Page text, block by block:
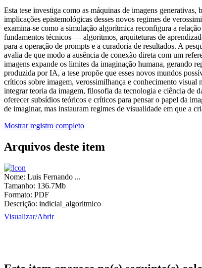
Esta tese investiga como as máquinas de imagens
implicações epistemológicas desses novos regimes de
examina-se como a simulação algorítmica reconfigura a
fundamentos técnicos — algoritmos, arquiteturas de
para a operação de prompts e a curadoria de resultados. A
avalia de que modo a ausência de conexão direta com um
imagens expande os limites da imaginação humana, gerando
produzida por IA, a tese propõe que esses novos mundos
críticos sobre imagem, verossimilhança e conhecimento
integrar teoria da imagem, filosofia da tecnologia e ciência de
oferecer subsídios teóricos e críticos para pensar o papel da
de imaginar, mas instauram regimes de visualidade em que a
Mostrar registro completo
Arquivos deste item
Nome: Luis Fernando ...
Tamanho: 136.7Mb
Formato: PDF
Descrição: indicial_algoritmico
Visualizar/Abrir